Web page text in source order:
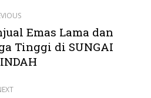
Previous
post:
Emas Lama dan
Tinggi di SUNGAI